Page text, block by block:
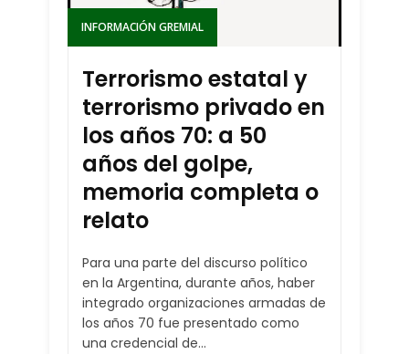
INFORMACIÓN GREMIAL
Terrorismo estatal y
terrorismo privado en
los años 70: a 50
años del golpe,
memoria completa o
relato
Para una parte del discurso político
en la Argentina, durante años, haber
integrado organizaciones armadas de
los años 70 fue presentado como
una credencial de...